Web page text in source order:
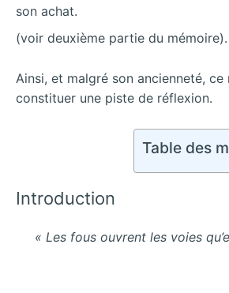
son achat.
(voir deuxième partie du mémoire).
Ainsi, et malgré son ancienneté,
constituer une piste de réflexion.
Table des
Introduction
« Les fous ouvrent les voies